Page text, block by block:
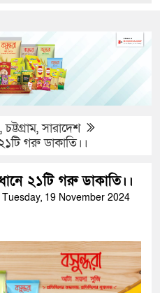
,চট্টগ্রাম,সারাদেশ
গরু ডাকাতি।।
২১টি গরু ডাকাতি।।
19 November 2024